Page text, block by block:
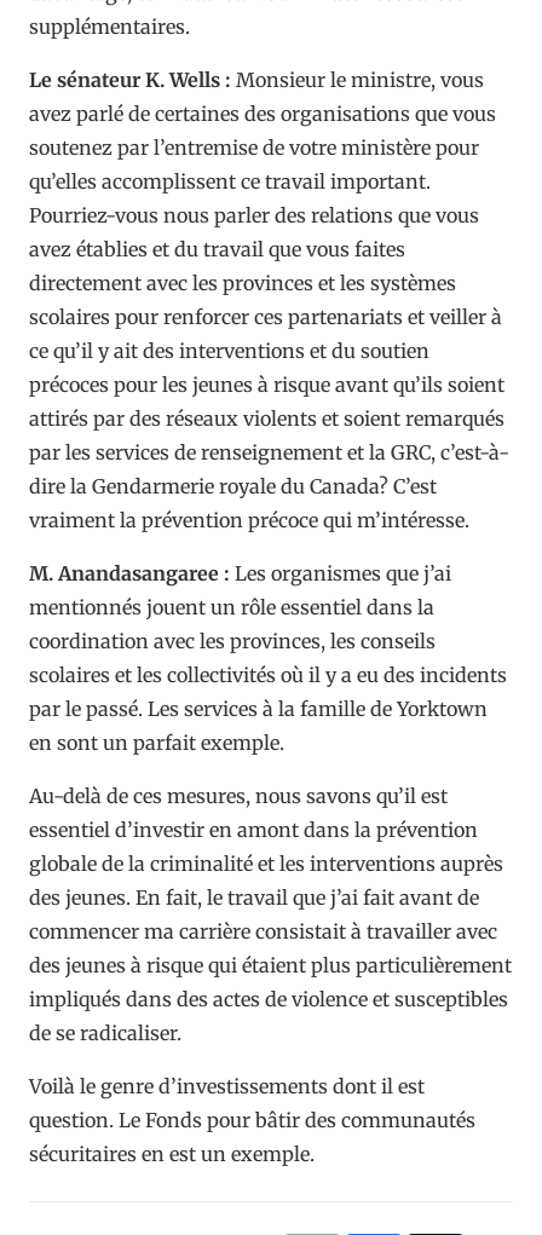
supplémentaires.
Le sénateur K. Wells : Monsieur le ministre, vous
avez parlé de certaines des organisations que vous
soutenez par l’entremise de votre ministère pour
qu’elles accomplissent ce travail important.
Pourriez-vous nous parler des relations que vous
avez établies et du travail que vous faites
directement avec les provinces et les systèmes
scolaires pour renforcer ces partenariats et veiller à
ce qu’il y ait des interventions et du soutien
précoces pour les jeunes à risque avant qu’ils soient
attirés par des réseaux violents et soient remarqués
par les services de renseignement et la GRC, c’est-à-
dire la Gendarmerie royale du Canada? C’est
vraiment la prévention précoce qui m’intéresse.
M. Anandasangaree : Les organismes que j’ai
mentionnés jouent un rôle essentiel dans la
coordination avec les provinces, les conseils
scolaires et les collectivités où il y a eu des incidents
par le passé. Les services à la famille de Yorktown
en sont un parfait exemple.
Au-delà de ces mesures, nous savons qu’il est
essentiel d’investir en amont dans la prévention
globale de la criminalité et les interventions auprès
des jeunes. En fait, le travail que j’ai fait avant de
commencer ma carrière consistait à travailler avec
des jeunes à risque qui étaient plus particulièrement
impliqués dans des actes de violence et susceptibles
de se radicaliser.
Voilà le genre d’investissements dont il est
question. Le Fonds pour bâtir des communautés
sécuritaires en est un exemple.